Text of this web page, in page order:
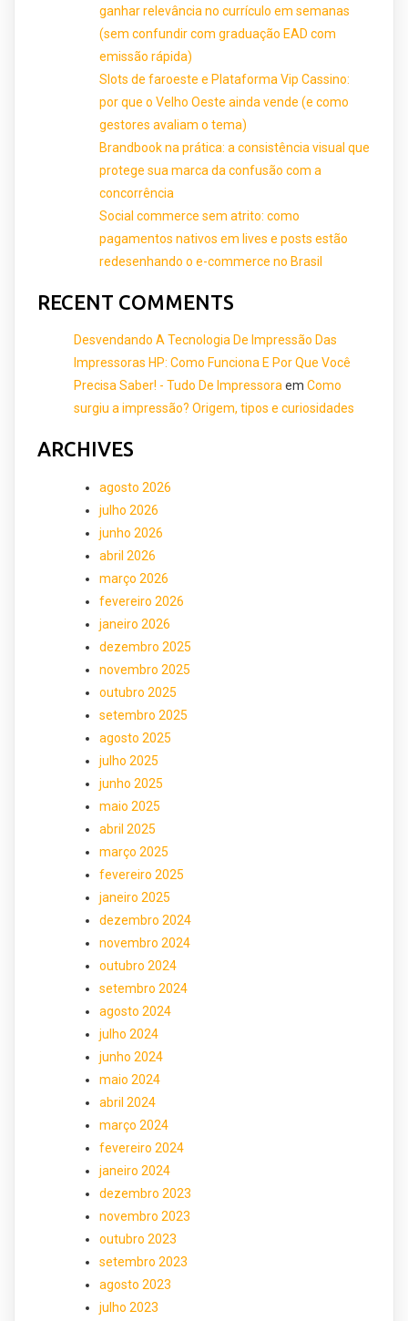
ganhar relevância no currículo em semanas
(sem confundir com graduação EAD com
emissão rápida)
Slots de faroeste e Plataforma Vip Cassino:
por que o Velho Oeste ainda vende (e como
gestores avaliam o tema)
Brandbook na prática: a consistência visual que
protege sua marca da confusão com a
concorrência
Social commerce sem atrito: como
pagamentos nativos em lives e posts estão
redesenhando o e-commerce no Brasil
RECENT COMMENTS
Desvendando A Tecnologia De Impressão Das
Impressoras HP: Como Funciona E Por Que Você
Precisa Saber! - Tudo De Impressoraem Como
surgiu a impressão? Origem, tipos e curiosidades
ARCHIVES
agosto 2026
julho 2026
junho 2026
abril 2026
março 2026
fevereiro 2026
janeiro 2026
dezembro 2025
novembro 2025
outubro 2025
setembro 2025
agosto 2025
julho 2025
junho 2025
maio 2025
abril 2025
março 2025
fevereiro 2025
janeiro 2025
dezembro 2024
novembro 2024
outubro 2024
setembro 2024
agosto 2024
julho 2024
junho 2024
maio 2024
abril 2024
março 2024
fevereiro 2024
janeiro 2024
dezembro 2023
novembro 2023
outubro 2023
setembro 2023
agosto 2023
julho 2023